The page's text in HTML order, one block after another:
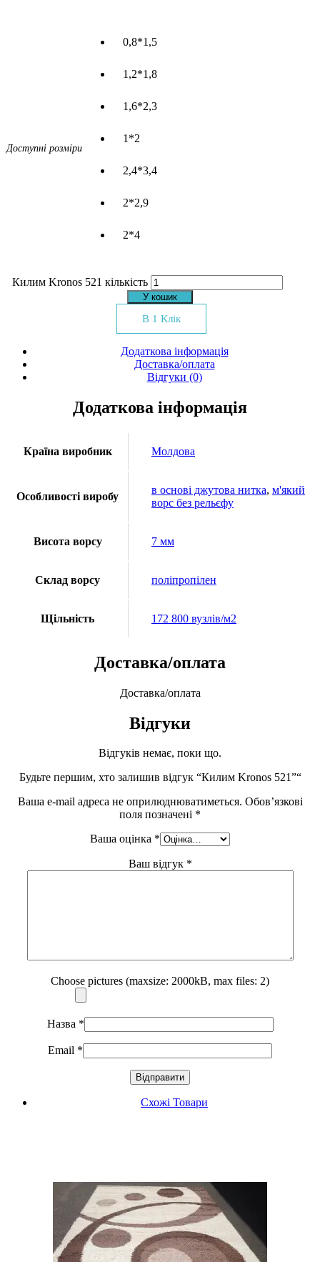
Доступні розміри
0,8*1,5
1,2*1,8
1,6*2,3
1*2
2,4*3,4
2*2,9
2*4
Килим Kronos 521 кількість
У кошик
В 1 Клік
Додаткова інформація
Доставка/оплата
Відгуки (0)
Додаткова інформація
Країна виробник Молдова
Особливості виробу
в основі джутова нитка, м'який
ворс без рельєфу
Висота ворсу 7 мм
Склад ворсу поліпропілен
Щільність 172 800 вузлів/м2
Доставка/оплата
Доставка/оплата
Відгуки
Відгуків немає, поки що.
Будьте першим, хто залишив відгук “Килим Kronos 521”“
Ваша e-mail адреса не оприлюднюватиметься. Обов’язкові
поля позначені *
Ваша оцінка *
Ваш відгук *
Choose pictures (maxsize: 2000kB, max files: 2)
Назва *
Email *
Схожі Товари